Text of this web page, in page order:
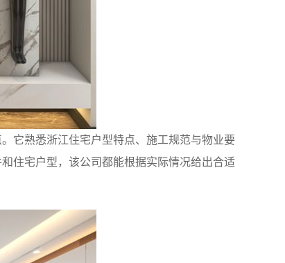
它熟悉浙江住宅户型特点、施工规范与物业要
住宅户型，该公司都能根据实际情况给出合适